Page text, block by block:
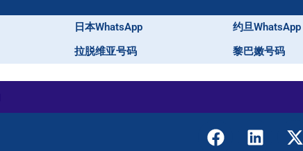
日本WhatsApp
拉脱维亚号码
约旦WhatsApp
黎巴嫩号码
F
a
L
i
X
-